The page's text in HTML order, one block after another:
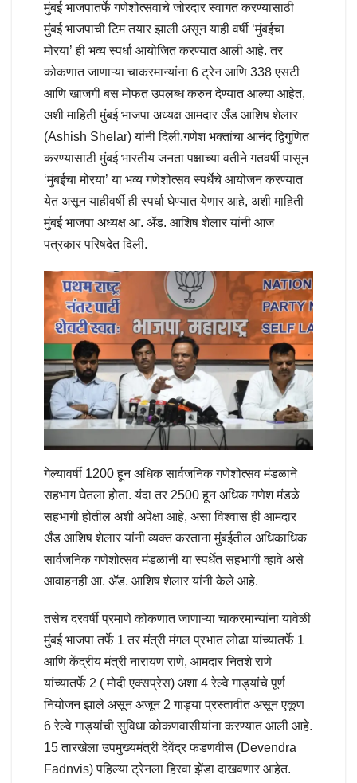
मुंबई भाजपातर्फे गणेशोत्सवाचे जोरदार स्वागत करण्यासाठी
मुंबई भाजपाची टिम तयार झाली असून याही वर्षी ‘मुंबईचा
मोरया’ ही भव्य स्पर्धा आयोजित करण्यात आली आहे. तर
कोकणात जाणाऱ्या चाकरमान्यांना 6 ट्रेन आणि 338 एसटी
आणि खाजगी बस मोफत उपलब्ध करुन देण्यात आल्या आहेत,
अशी माहिती मुंबई भाजपा अध्यक्ष आमदार अँड आशिष शेलार
(Ashish Shelar) यांनी दिली.गणेश भक्तांचा आनंद द्विगुणित
करण्यासाठी मुंबई भारतीय जनता पक्षाच्या वतीने गतवर्षी पासून
‘मुंबईचा मोरया’ या भव्य गणेशोत्सव स्पर्धेचे आयोजन करण्यात
येत असून याहीवर्षी ही स्पर्धा घेण्यात येणार आहे, अशी माहिती
मुंबई भाजपा अध्यक्ष आ. ॲड. आशिष शेलार यांनी आज
पत्रकार परिषदेत दिली.
गेल्यावर्षी 1200 हून अधिक सार्वजनिक गणेशोत्सव मंडळाने
सहभाग घेतला होता. यंदा तर 2500 हून अधिक गणेश मंडळे
सहभागी होतील अशी अपेक्षा आहे, असा विश्वास ही आमदार
अँड आशिष शेलार यांनी व्यक्त करताना मुंबईतील अधिकाधिक
सार्वजनिक गणेशोत्सव मंडळांनी या स्पर्धेत सहभागी व्हावे असे
आवाहनही आ. ॲड. आशिष शेलार यांनी केले आहे.
तसेच दरवर्षी प्रमाणे कोकणात जाणाऱ्या चाकरमान्यांना यावेळी
मुंबई भाजपा तर्फे 1 तर मंत्री मंगल प्रभात लोढा यांच्यातर्फे 1
आणि केंद्रीय मंत्री नारायण राणे, आमदार नितशे राणे
यांच्यातर्फे 2 ( मोदी एक्सप्रेस) अशा 4 रेल्वे गाड्यांचे पूर्ण
नियोजन झाले असून अजून 2 गाड्या प्रस्तावीत असून एकूण
6 रेल्वे गाड्यांची सुविधा कोकणवासीयांना करण्यात आली आहे.
15 तारखेला उपमुख्यमंत्री देवेंद्र फडणवीस (Devendra
Fadnvis) पहिल्या ट्रेनला हिरवा झेंडा दाखवणार आहेत.